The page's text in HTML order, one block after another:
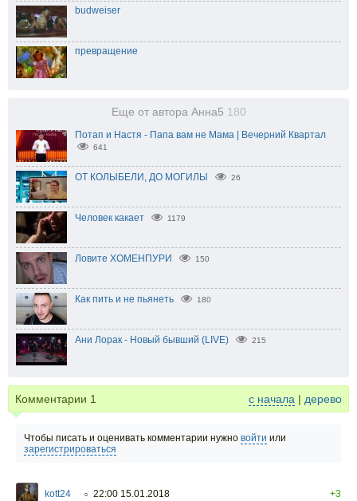
budweiser
превращение
Еще от автора Анна5 180
Потап и Настя - Папа вам не Мама | Вечерний Квартал
641
ОТ КОЛЫБЕЛИ, ДО МОГИЛЫ 26
Человек какает 1179
Ловите ХОМЕНПУРИ 150
Как пить и не пьянеть 180
Ани Лорак - Новый бывший (LIVE) 215
Комментарии 1 с начала | дерево
Чтобы писать и оценивать комментарии нужно войти или
зарегистрироваться
kott24 ○ 22:00 15.01.2018
+3